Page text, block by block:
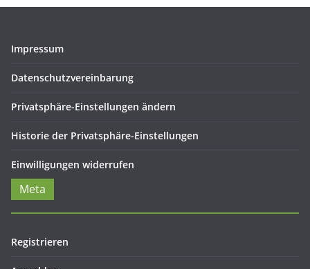
Impressum
Datenschutzvereinbarung
Privatsphäre-Einstellungen ändern
Historie der Privatsphäre-Einstellungen
Einwilligungen widerrufen
Meta
Registrieren